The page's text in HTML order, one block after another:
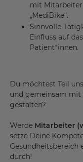
mit
„MediBike“.
Sinnvolle
Einfluss auf
Patient*innen.
Du möchtest Teil
und gemeinsam mit
gestalten?
Werde Mitarbeiter
setze Deine
Gesundheitsbereich
durch!